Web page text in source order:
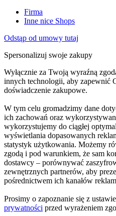
Firma
Inne nice Shops
Odstąp od umowy tutaj
Spersonalizuj swoje zakupy
Wyłącznie za Twoją wyraźną
innych technologii, aby zapewnić
doświadczenie zakupowe.
W tym celu gromadzimy dane
ich zachowań oraz
wykorzystujemy do ciągłej
wyświetlania dopasowanych
statystyk użytkowania. Możemy
zgodą i pod warunkiem, że sam
dostawcy – porównywać
zewnętrznych partnerów, aby
pośrednictwem ich kanałów
Prosimy o zapoznanie się z
prywatności przed wyrażeniem